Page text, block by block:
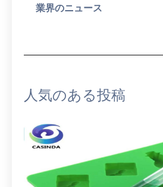
業界のニュース
人気のある投稿